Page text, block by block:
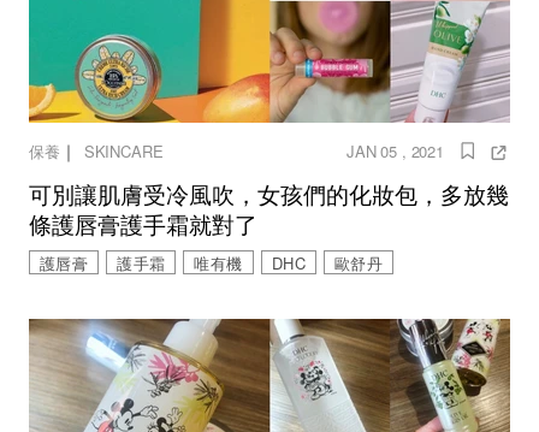
保養 ｜ SKINCARE JAN 05 , 2021
可別讓肌膚受冷風吹，女孩們的化妝包，多放幾
條護唇膏護手霜就對了
護唇膏 護手霜 唯有機 DHC 歐舒丹